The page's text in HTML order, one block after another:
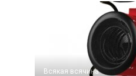
Всякая всячина